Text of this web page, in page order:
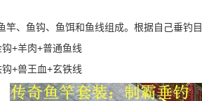
竿、鱼钩、鱼饵和鱼线组成。根据自己垂钓
+羊肉+普通鱼线
+兽王血+玄铁线